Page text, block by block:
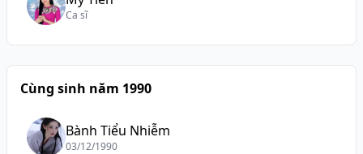
Ca sĩ
Cùng sinh năm 1990
Bành Tiểu Nhiễm
03/12/1990